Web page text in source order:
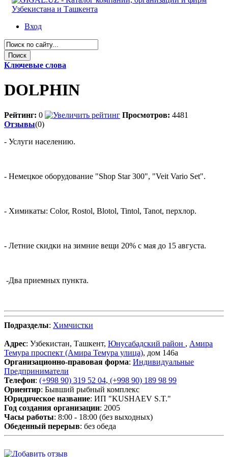
Вход
Ключевые слова
DOLPHIN
Рейтинг: 0 Просмотров: 4481
Отзывы(0)
- Услуги населению.
- Немецкое оборудование "Shop Star 300", "Veit Vario Set".
- Химикаты: Color, Rostol, Blotol, Tintol, Tanot, перхлор.
- Летние скидки на зимние вещи 20% с мая до 15 августа.
-Два приемных пункта.
Подразделы: Химчистки
Адрес: Узбекистан, Ташкент, Юнусабадский район , Амира
Темура проспект (Амира Темура улица), дом 146а
Организационно-правовая форма: Индивидуальные
Предприниматели
Телефон: (+998 90) 319 52 04, (+998 90) 189 98 99
Ориентир: Бывший рыбный комплекс
Юридическое название: ИП "KUSHAEV S.T."
Год создания организации: 2005
Часы работы: 8:00 - 18:00 (без выходных)
Обеденный перерыв: без обеда